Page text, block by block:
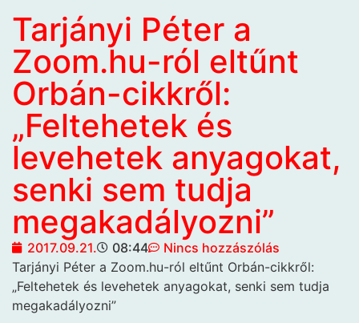
Tarjányi Péter a
Zoom.hu-ról eltűnt
Orbán-cikkről:
„Feltehetek és
levehetek anyagokat,
senki sem tudja
megakadályozni”
2017.09.21. 08:44
Nincs hozzászólás
Tarjányi Péter a Zoom.hu-ról eltűnt Orbán-cikkről:
„Feltehetek és levehetek anyagokat, senki sem tudja
megakadályozni”